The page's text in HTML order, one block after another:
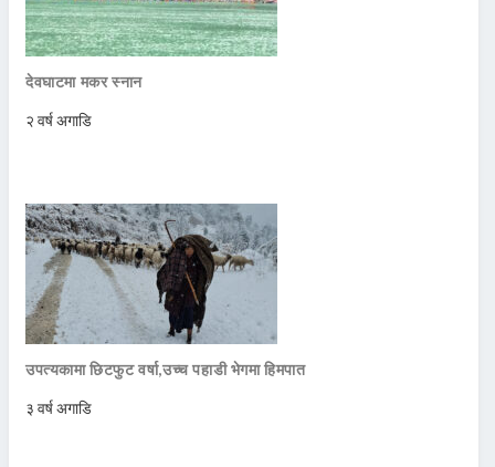
देवघाटमा मकर स्नान
२ वर्ष अगाडि
उपत्यकामा छिटफुट वर्षा,उच्च पहाडी भेगमा हिमपात
३ वर्ष अगाडि